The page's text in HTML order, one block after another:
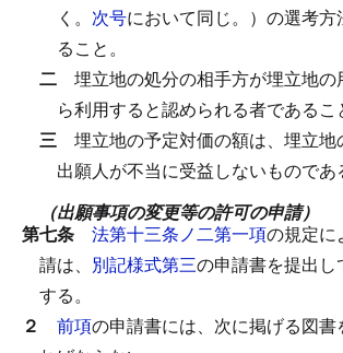
く。 次号において同じ。）の選考方
ること。
二 埋立地の処分の相手方が埋立地の
ら利用すると認められる者であるこ
三 埋立地の予定対価の額は、埋立地
出願人が不当に受益しないものであ
（出願事項の変更等の許可の申請）
第七条 法第十三条ノ二第一項の規定に
請は、 別記様式第三の申請書を提出し
する。
２ 前項の申請書には、次に掲げる図書